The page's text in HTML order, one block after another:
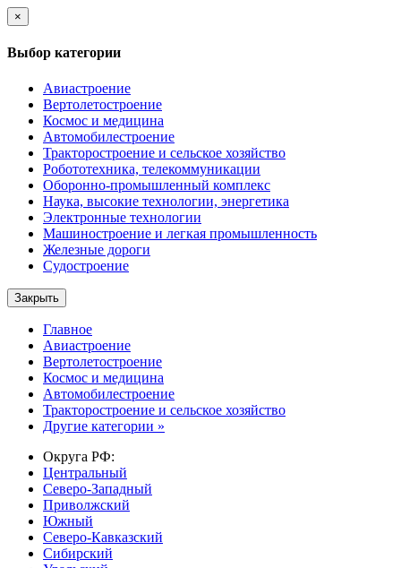
×
Выбор категории
Авиастроение
Вертолетостроение
Космос и медицина
Автомобилестроение
Тракторостроение и сельское хозяйство
Робототехника, телекоммуникации
Оборонно-промышленный комплекс
Наука, высокие технологии, энергетика
Электронные технологии
Машиностроение и легкая промышленность
Железные дороги
Судостроение
Закрыть
Главное
Авиастроение
Вертолетостроение
Космос и медицина
Автомобилестроение
Тракторостроение и сельское хозяйство
Другие категории »
Округа РФ:
Центральный
Северо-Западный
Приволжский
Южный
Северо-Кавказский
Сибирский